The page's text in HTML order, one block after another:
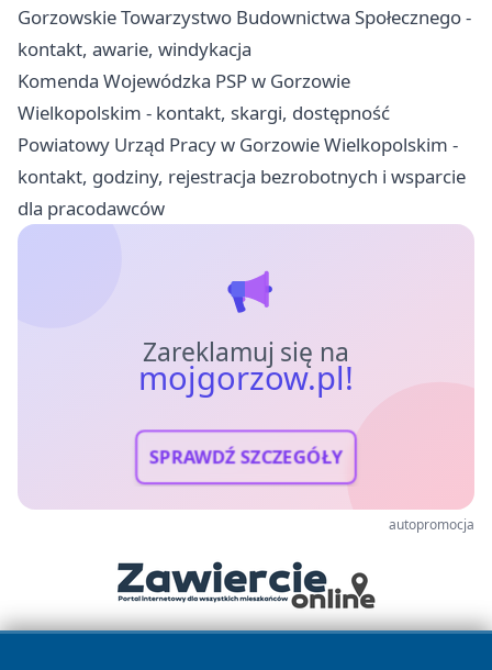
Gorzowskie Towarzystwo Budownictwa Społecznego -
kontakt, awarie, windykacja
Komenda Wojewódzka PSP w Gorzowie
Wielkopolskim - kontakt, skargi, dostępność
Powiatowy Urząd Pracy w Gorzowie Wielkopolskim -
kontakt, godziny, rejestracja bezrobotnych i wsparcie
dla pracodawców
Zareklamuj się na
mojgorzow.pl!
SPRAWDŹ SZCZEGÓŁY
autopromocja